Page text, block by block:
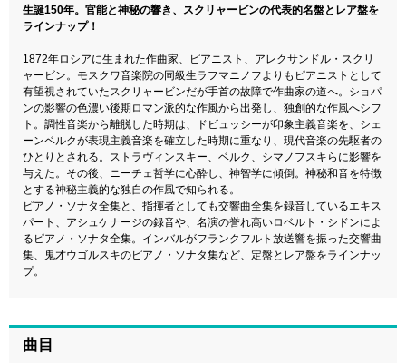
生誕150年。官能と神秘の響き、スクリャービンの代表的名盤とレア盤を
ラインナップ！
1872年ロシアに生まれた作曲家、ピアニスト、アレクサンドル・スクリ
ャービン。モスクワ音楽院の同級生ラフマニノフよりもピアニストとして
有望視されていたスクリャービンだが手首の故障で作曲家の道へ。ショパ
ンの影響の色濃い後期ロマン派的な作風から出発し、独創的な作風へシフ
ト。調性音楽から離脱した時期は、ドビュッシーが印象主義音楽を、シェ
ーンベルクが表現主義音楽を確立した時期に重なり、現代音楽の先駆者の
ひとりとされる。ストラヴィンスキー、ベルク、シマノフスキらに影響を
与えた。その後、ニーチェ哲学に心酔し、神智学に傾倒。神秘和音を特徴
とする神秘主義的な独自の作風で知られる。
ピアノ・ソナタ全集と、指揮者としても交響曲全集を録音しているエキス
パート、アシュケナージの録音や、名演の誉れ高いロベルト・シドンによ
るピアノ・ソナタ全集。インバルがフランクフルト放送響を振った交響曲
集、鬼才ウゴルスキのピアノ・ソナタ集など、定盤とレア盤をラインナッ
プ。
曲目